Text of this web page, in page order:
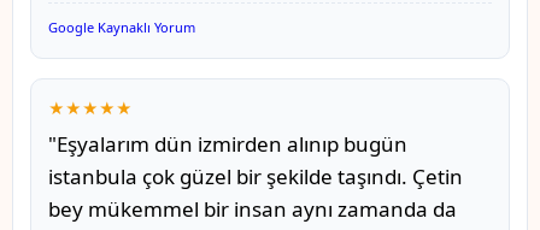
Google Kaynaklı Yorum
★★★★★
"Eşyalarım dün izmirden alınıp bugün
istanbula çok güzel bir şekilde taşındı. Çetin
bey mükemmel bir insan aynı zamanda da